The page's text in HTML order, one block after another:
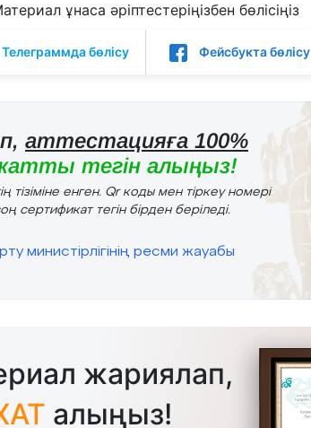
ұнаса әріптестеріңізбен бөлісіңіз
Телеграммда бөлісу Фейсбукта бөлісу
аттестацияға 100%
тегін алыңыз!
тізіміне енген. Qr коды мен тіркеу номері
сертификат тегін бірден беріледі.
министірлігінің ресми жауабы
жариялап,
алыңыз!